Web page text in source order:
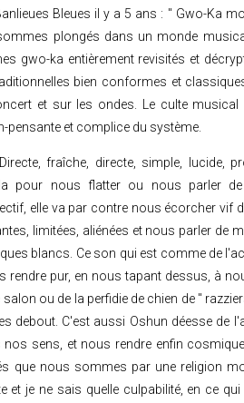
Bleues il y a 5 ans : " Gwo-Ka
plongés dans un monde
gwo-ka entièrement revisités et
bien conformes et
et sur les ondes. Le culte musical
pensante et complice du système.
fraîche, directe, simple, lucide,
pour nous flatter ou nous parler
elle va par contre nous écorcher vif
limitées, aliénées et nous parler de
blancs. Ce son qui est comme de
pur, en nous tapant dessus, à
ou de la perfidie de chien de "
debout. C'est aussi Oshun déesse de
sens, et nous rendre enfin
que nous sommes par une religion
et je ne sais quelle culpabilité, en ce